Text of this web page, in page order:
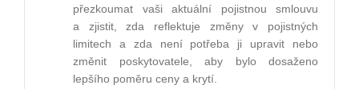
přezkoumat vaši aktuální pojistnou smlouvu
a zjistit, zda reflektuje změny v pojistných
limitech a zda není potřeba ji upravit nebo
změnit poskytovatele, aby bylo dosaženo
lepšího poměru ceny a krytí.